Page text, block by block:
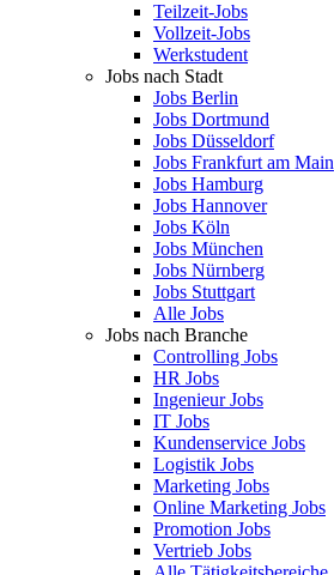
Teilzeit-Jobs
Vollzeit-Jobs
Werkstudent
Jobs nach Stadt
Jobs Berlin
Jobs Dortmund
Jobs Düsseldorf
Jobs Frankfurt am Main
Jobs Hamburg
Jobs Hannover
Jobs Köln
Jobs München
Jobs Nürnberg
Jobs Stuttgart
Alle Jobs
Jobs nach Branche
Controlling Jobs
HR Jobs
Ingenieur Jobs
IT Jobs
Kundenservice Jobs
Logistik Jobs
Marketing Jobs
Online Marketing Jobs
Promotion Jobs
Vertrieb Jobs